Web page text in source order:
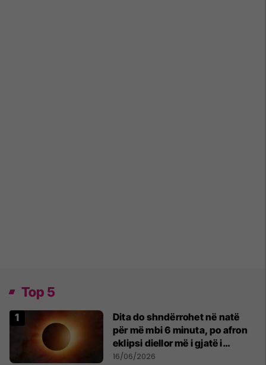
Top 5
Dita do shndërrohet në natë
për më mbi 6 minuta, po afron
eklipsi diellor më i gjatë i
shekullit të 21-të
16/06/2026